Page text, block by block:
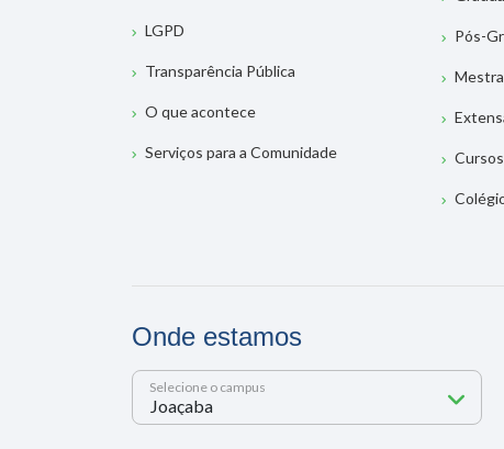
LGPD
Transparência Pública
O que acontece
Serviços para a Comunidade
Pós-
Onde estamos
Selecione o campus